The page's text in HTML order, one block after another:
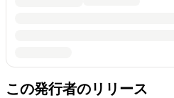
この発行者のリリース